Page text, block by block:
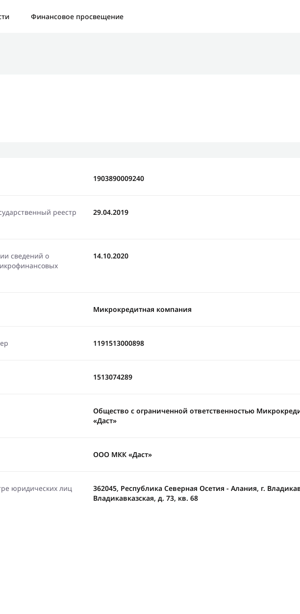
Финансовое просвещение
1903890009240
реестр
29.04.2019
сведений о
14.10.2020
Микрокредитная компания
1191513000898
1513074289
Общество с ограниченной ответственностью
«Даст»
ООО МКК «Даст»
юридических лиц
362045, Республика Северная Осетия - Алания, г.
Владикавказская, д. 73, кв. 68
Контактная форма не найдена.